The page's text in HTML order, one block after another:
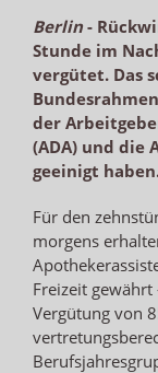
Berlin-
Stunde im
vergütet. Das
der
(ADA) und die
geeinigt
Für den
morgens
Freizeit
Vergütung von